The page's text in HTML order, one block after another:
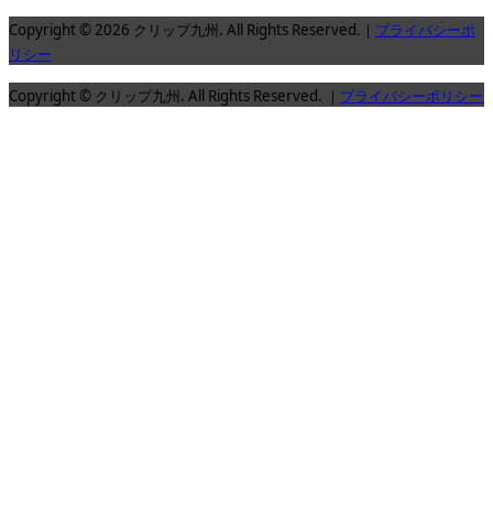
Copyright © 2026 クリップ九州. All Rights Reserved.｜ プライバシーポ
リシー
Copyright © クリップ九州. All Rights Reserved. ｜ プライバシーポリシー